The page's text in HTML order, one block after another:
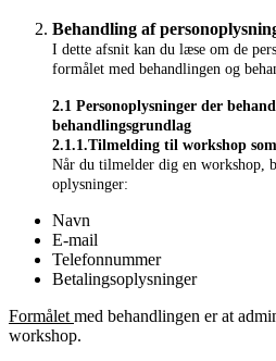
Behandling af
I dette afsnit kan du læse om de
formålet med behandlingen og
2.1 Personoplysninger der
behandlingsgrundlag
2.1.1.Tilmelding til workshop
Når du tilmelder dig en workshop,
oplysninger:
Navn
E-mail
Telefonnummer
Betalingsoplysninger
Formålet med behandlingen er at
workshop.